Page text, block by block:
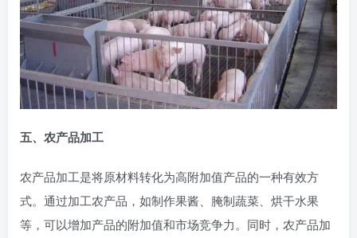
五、农产品加工
农产品加工是将原材料转化为高附加值产品的一种有效方
式。通过加工农产品，如制作果酱、腌制蔬菜、烘干水果
等，可以增加产品的附加值和市场竞争力。同时，农产品加